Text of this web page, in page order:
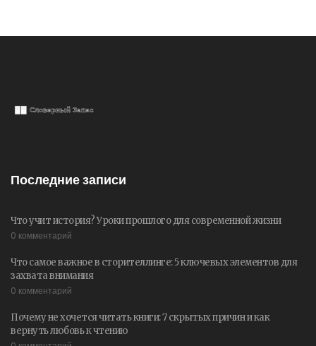
Последние записи
Что учит история? Уроки прошлого для современной жизни
0 комментарий
Что самое важное в сторителлинге: 5 ключевых элементов для
захвата внимания
0 комментарий
Почему не хочется читать книги: 7 скрытых причин и как
вернуть любовь к чтению